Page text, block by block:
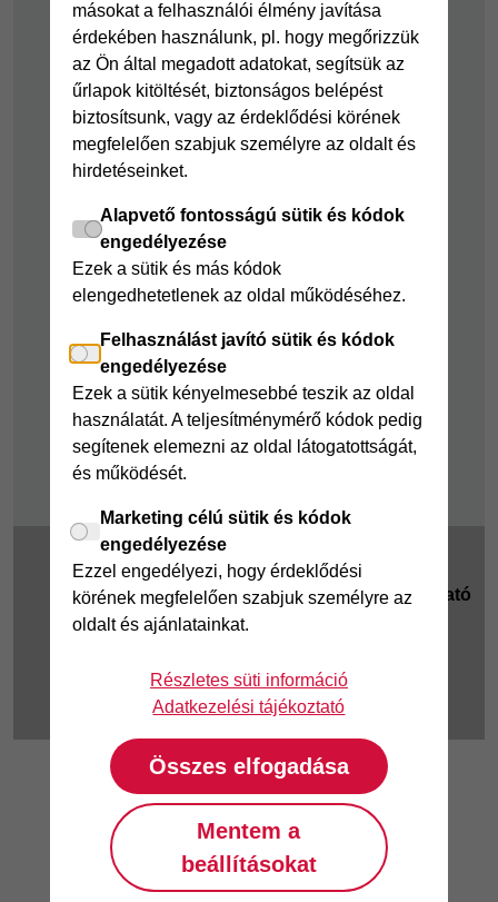
másokat a felhasználói élmény javítása
érdekében használunk, pl. hogy megőrizzük
az Ön által megadott adatokat, segítsük az
űrlapok kitöltését, biztonságos belépést
biztosítsunk, vagy az érdeklődési körének
megfelelően szabjuk személyre az oldalt és
hirdetéseinket.
Alapvető fontosságú sütik és kódok
engedélyezése
Ezek a sütik és más kódok
elengedhetetlenek az oldal működéséhez.
Felhasználást javító sütik és kódok
engedélyezése
Ezek a sütik kényelmesebbé teszik az oldal
használatát. A teljesítménymérő kódok pedig
segítenek elemezni az oldal látogatottságát,
és működését.
Marketing célú sütik és kódok
engedélyezése
Ezzel engedélyezi, hogy érdeklődési
körének megfelelően szabjuk személyre az
oldalt és ajánlatainkat.
Részletes süti információ
Adatkezelési tájékoztató
Összes elfogadása
Mentem a
beállításokat
kölcsön
kölcsön
Mindig Kéznél
kölcsön
Felelős pénzügyek
Takarékszámla
Pénzügyi Navigátor
Cofidis Bank a
Zöldebb Környezetért
Cofidis Bank a
Zöldebb Jövőért
Biztonságos
pénzügyek
Fizetési nehézség
2025 © Magyar
Cofidis Bank Zrt.
1062 Budapest,
Telefonszám: (061)
Cookie beállítások
Adatkezelési tájékoztató
GYIK